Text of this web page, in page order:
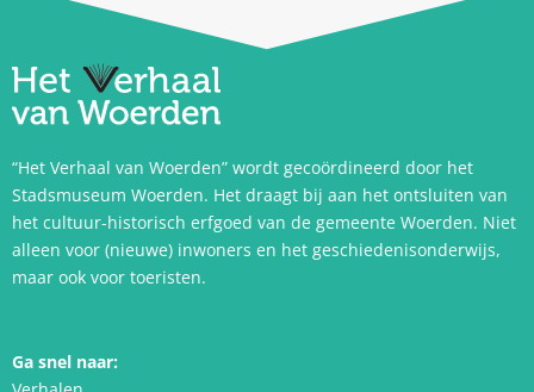
“Het Verhaal van Woerden” wordt gecoördineerd door het
Stadsmuseum Woerden. Het draagt bij aan het ontsluiten van
het cultuur-historisch erfgoed van de gemeente Woerden. Niet
alleen voor (nieuwe) inwoners en het geschiedenisonderwijs,
maar ook voor toeristen.
Ga snel naar: